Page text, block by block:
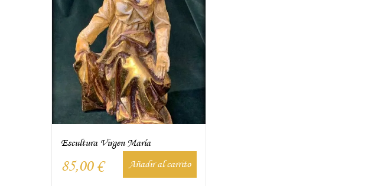
Escultura Virgen María
85,00 € Añadir al carrito